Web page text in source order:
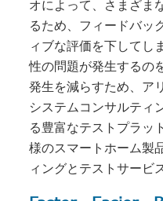
オによって、さまざま
るため、フィードバッ
ィブな評価を下してし
性の問題が発生するの
発生を減らすため、ア
システムコンサルティ
る豊富なテストプラッ
様のスマートホーム製
ィングとテストサービ